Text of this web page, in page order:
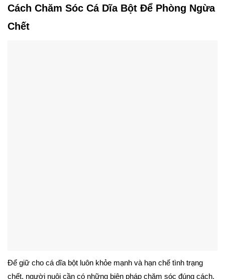
Cách Chăm Sóc Cá Dĩa Bột Để Phòng Ngừa
Chết
Để giữ cho cá dĩa bột luôn khỏe mạnh và hạn chế tình trạng
chết, người nuôi cần có những biện pháp chăm sóc đúng cách.